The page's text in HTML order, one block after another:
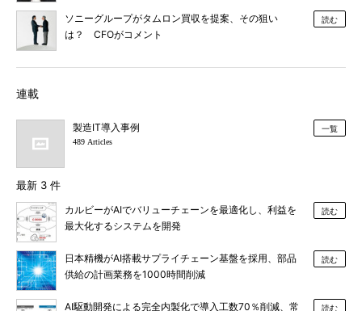
ソニーグループがタムロン買収を提案、その狙い
は？ CFOがコメント
読む
連載
製造IT導入事例
489 Articles
一覧
最新 3 件
カルビーがAIでバリューチェーンを最適化し、利益を
最大化するシステムを開発
読む
日本精機がAI搭載サプライチェーン基盤を採用、部品
供給の計画業務を1000時間削減
読む
AI駆動開発による完全内製化で導入工数70％削減、常
読む